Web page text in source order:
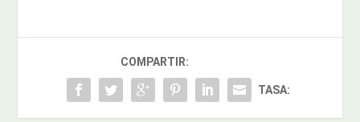
COMPARTIR:
TASA: